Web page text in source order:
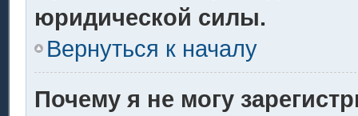
юридической силы.
Вернуться к началу
Почему я не могу